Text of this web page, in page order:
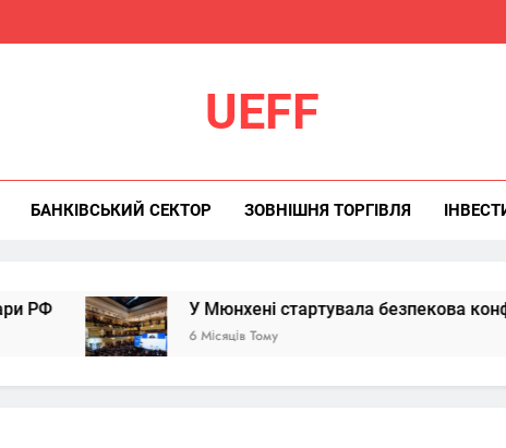
UEFF
БАНКІВСЬКИЙ СЕКТОР ЗОВНІШНЯ ТОРГІВЛЯ
У Мюнхені стартувала безпекова
6 Місяців Тому